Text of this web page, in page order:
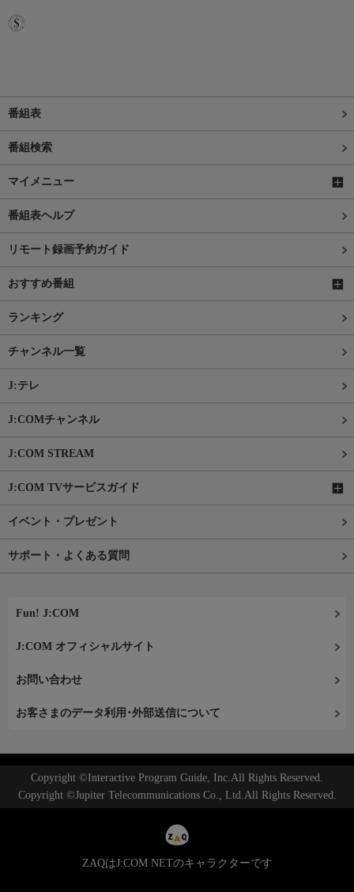
番組表
番組検索
マイメニュー
番組表ヘルプ
リモート録画予約ガイド
おすすめ番組
ランキング
チャンネル一覧
J:テレ
J:COMチャンネル
J:COM STREAM
J:COM TVサービスガイド
イベント・プレゼント
サポート・よくある質問
Fun! J:COM
J:COM オフィシャルサイト
お問い合わせ
お客さまのデータ利用･外部送信について
Copyright ©Interactive Program Guide, Inc.All Rights Reserved.
Copyright ©Jupiter Telecommunications Co., Ltd.All Rights Reserved.
ZAQはJ:COM NETのキャラクターです